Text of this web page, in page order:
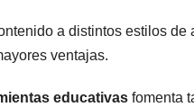
a distintos estilos de
ventajas.
educativas fomenta